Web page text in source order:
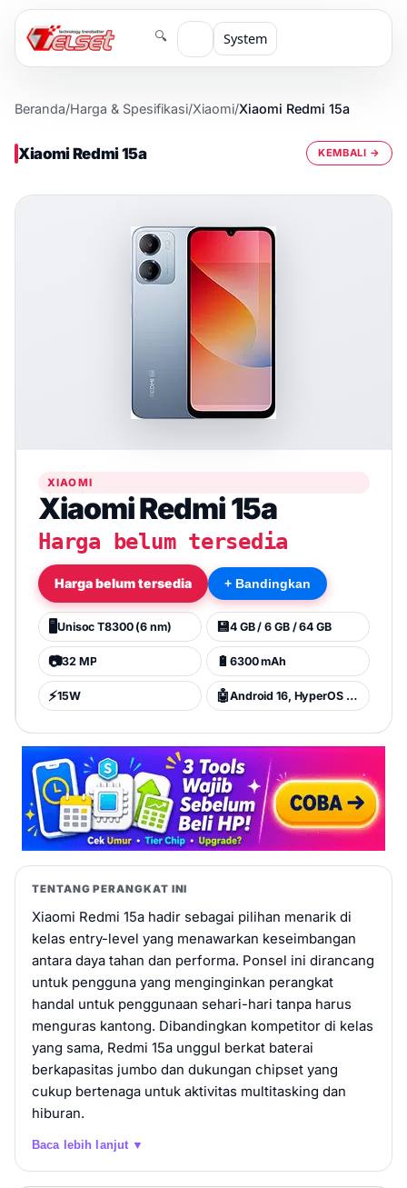
🔍 System
Beranda/Harga & Spesifikasi/Xiaomi/Xiaomi Redmi 15a
Xiaomi Redmi 15a KEMBALI →
XIAOMI
Xiaomi Redmi 15a
Harga belum tersedia
Harga belum tersedia + Bandingkan
🖥️ Unisoc T8300 (6 nm) 💾4 GB / 6 GB / 64 GB
📷32 MP 🔋 6300 mAh
⚡15W 🤖 Android 16, HyperOS 3, up to 4 major Android upgrades
TENTANG PERANGKAT INI
Xiaomi Redmi 15a hadir sebagai pilihan menarik di
kelas entry-level yang menawarkan keseimbangan
antara daya tahan dan performa. Ponsel ini dirancang
untuk pengguna yang menginginkan perangkat
handal untuk penggunaan sehari-hari tanpa harus
menguras kantong. Dibandingkan kompetitor di kelas
yang sama, Redmi 15a unggul berkat baterai
berkapasitas jumbo dan dukungan chipset yang
cukup bertenaga untuk aktivitas multitasking dan
hiburan.
Baca lebih lanjut ▼